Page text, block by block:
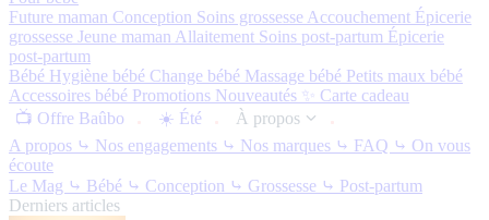
Future maman Conception Soins grossesse Accouchement Épicerie
grossesse Jeune maman Allaitement Soins post-partum Épicerie
post-partum
Bébé Hygiène bébé Change bébé Massage bébé Petits maux bébé
Accessoires bébé Promotions Nouveautés ✨ Carte cadeau
📺 Offre Baûbo
☀️ Été
À propos
A propos ⤷ Nos engagements ⤷ Nos marques ⤷ FAQ ⤷ On vous
écoute
Le Mag ⤷ Bébé ⤷ Conception ⤷ Grossesse ⤷ Post-partum
Derniers articles